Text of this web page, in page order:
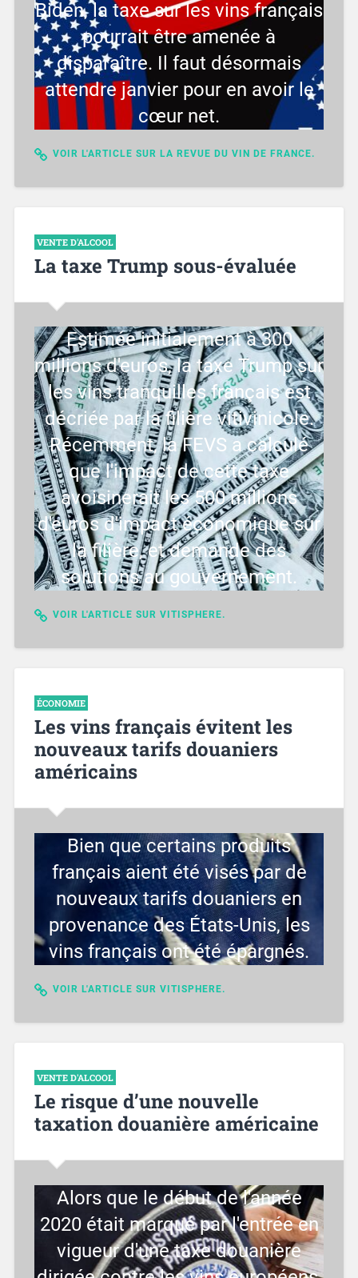
Biden, la taxe sur les vins français
pourrait être amenée à
disparaître. Il faut désormais
attendre janvier pour en avoir le
cœur net.
VOIR L'ARTICLE SUR LA REVUE DU VIN DE FRANCE.
VENTE D'ALCOOL
La taxe Trump sous-évaluée
Estimée initialement à 300
millions d'euros, la taxe Trump sur
les vins tranquilles français est
décriée par la filière vitivinicole.
Récemment, la FEVS a calculé
que l'impact de cette taxe
avoisinerait les 500 millions
d'euros d'impact économique sur
la filière, et demande des
solutions au gouvernement.
VOIR L'ARTICLE SUR VITISPHERE.
ÉCONOMIE
Les vins français évitent les
nouveaux tarifs douaniers
américains
Bien que certains produits
français aient été visés par de
nouveaux tarifs douaniers en
provenance des États-Unis, les
vins français ont été épargnés.
VOIR L'ARTICLE SUR VITISPHERE.
VENTE D'ALCOOL
Le risque d’une nouvelle
taxation douanière américaine
Alors que le début de l'année
2020 était marqué par l'entrée en
vigueur d'une taxe douanière